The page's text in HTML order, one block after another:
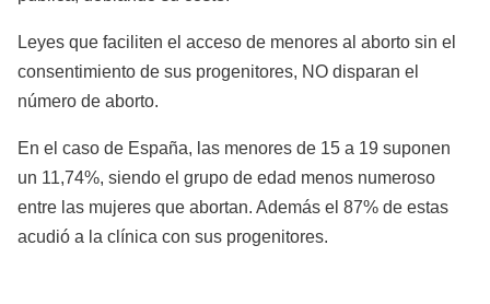
Leyes que faciliten el acceso de menores al aborto sin el
consentimiento de sus progenitores, NO disparan el
número de aborto.
En el caso de España, las menores de 15 a 19 suponen
un 11,74%, siendo el grupo de edad menos numeroso
entre las mujeres que abortan. Además el 87% de estas
acudió a la clínica con sus progenitores.